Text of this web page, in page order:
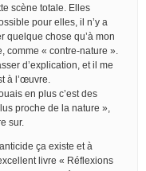
scène totale. Elles
pour elles, il n’y a
quelque chose qu’à mon
comme « contre-nature ».
d’explication, et il me
à l’œuvre.
en plus c’est des
proche de la nature »,
sur.
ça existe et à
livre « Réflexions